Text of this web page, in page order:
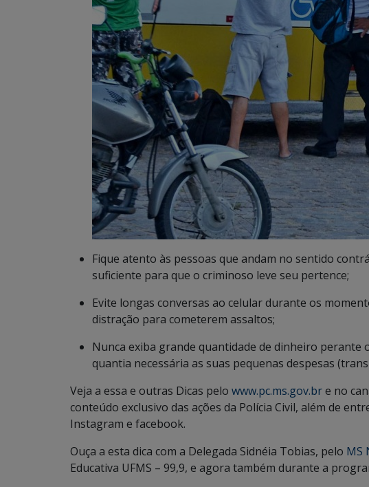
Fique atento às pessoas que andam no sentido
suficiente para que o criminoso leve seu pertence;
Evite longas conversas ao celular durante os
distração para cometerem assaltos;
Nunca exiba grande quantidade de dinheiro perante
quantia necessária as suas pequenas despesas
Veja a essa e outras Dicas pelo www.pc.ms.gov.bre no
conteúdo exclusivo das ações da Polícia Civil, além de
Instagram e facebook.
Ouça a esta dica com a Delegada Sidnéia Tobias, pelo MS
Educativa UFMS – 99,9, e agora também durante a